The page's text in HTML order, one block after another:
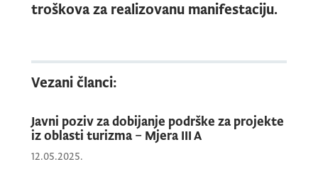
troškova za realizovanu manifestaciju.
Vezani članci:
Javni poziv za dobijanje podrške za projekte
iz oblasti turizma – Mjera III A
12.05.2025.